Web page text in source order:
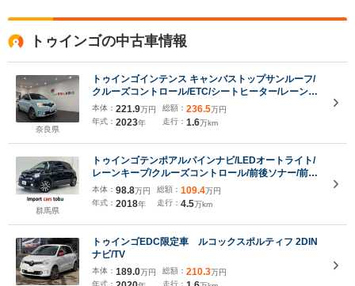
トゥインゴの中古車情報
奈良県
トゥインゴインテンス キャンバストップサンルーフ/
クルーズコントロール/ETC/シートヒーター/レーンキ
ープアシスト/ディスプレイオーディオ/Bluetooth接
続/純正16インチアルミホイール
本体： 221.9万円
年式： 2023年
総額： 236.5万円
走行： 1.6万km
群馬県
トゥインゴテンポアルパインナビ/LEDオートライト/
レーンキープ/クルーズコントロール/前後ソナー/前後
ドライブレコーダー/前後フォグランプ/純正アルミホ
イール
本体： 98.8万円
年式： 2018年
総額： 109.4万円
走行： 4.5万km
トゥインゴEDC限定車 ルコックスポルティフ 2DIN
ナビ/TV
本体： 189.0万円
年式：
総額： 210.3万円
走行：